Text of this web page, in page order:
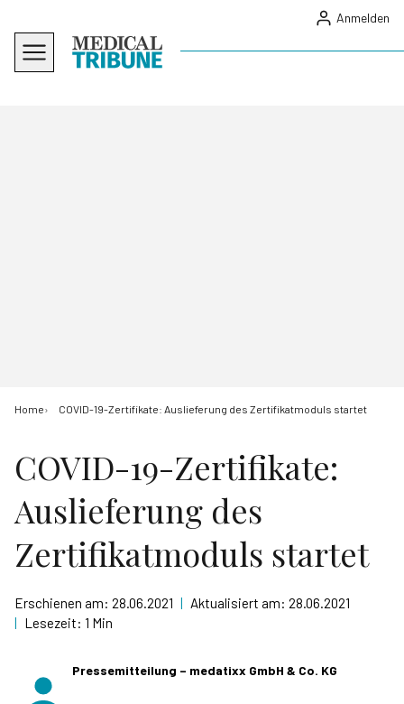
Anmelden
Home COVID-19-Zertifikate: Auslieferung des Zertifikatmoduls startet
COVID-19-Zertifikate:
Auslieferung des
Zertifikatmoduls startet
Erschienen am: 28.06.2021 | Aktualisiert am: 28.06.2021
| Lesezeit: 1 Min
Pressemitteilung – medatixx GmbH & Co. KG